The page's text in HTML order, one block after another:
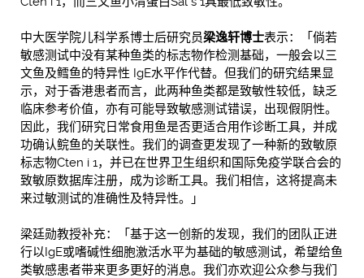
中大医学院儿科学系博士后研究员梁逸轩博士表示：「倘若
敏感测试中没有某种鱼类的标志物作检测基础，一般会以三
文鱼及鳕鱼的特异性 IgE水平作代替。但我们的研究结果显
示，对于香港患者而言，此两种鱼类都是致敏性较低，缺乏
临床参考价值，亦有可能导致敏感测试错误，出现假阴性。
因此，我们研究日常食用鱼是否更适合用作诊断工具，并成
功确认鲩鱼的关联性。我们的调查更发现了一种新的致敏原
标志物Cten i 1，并​​已在世界卫生组织和国际免疫学联合会的
致敏原数据库注册，成为诊断工具。我们相信，这将提高未
来过敏测试的准确性及特异性。」
梁廷勋教授补充：「基于这一创新的发现，我们的团队正进
行以IgE或嗜碱性细胞激活水平为基础的敏感测试，希望给鱼
类敏感患者带来更多更好的消息。我们亦欢迎公众参与我们